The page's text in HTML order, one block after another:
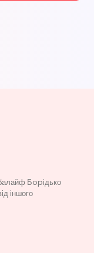
Бopідько
іншого